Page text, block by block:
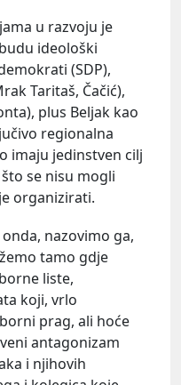
u razvoju je
ideološki
(SDP),
Taritaš, Čačić),
plus Beljak kao
regionalna
imaju jedinstven cilj
se nisu mogli
organizirati.
nazovimo ga,
tamo gdje
liste,
koji, vrlo
prag, ali hoće
antagonizam
i njihovih